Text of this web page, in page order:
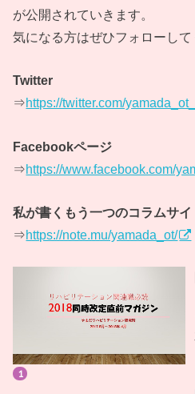
が公開されていきます。
気になる方はぜひフォローして
Twitter
⇒https://twitter.com/
Facebookページ
⇒https://www.facebook.com/
私が書くもう一つのコラムサイ
⇒https://note.mu/yamada_ot/